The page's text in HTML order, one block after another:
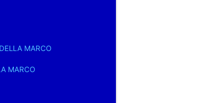
MARCO
MARCO